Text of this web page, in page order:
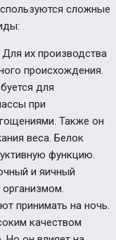
сложные
Для их производства
происхождения.
для
при
Также он
веса. Белок
функцию.
и яичный
организмом.
принимать на ночь.
качеством